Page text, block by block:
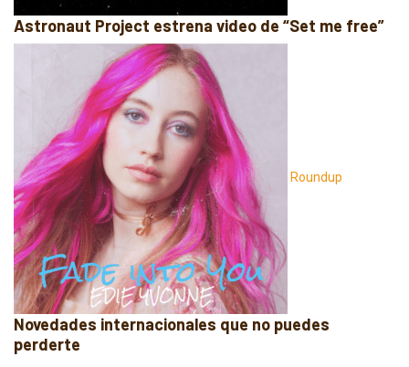
Astronaut Project estrena video de “Set me free”
Roundup
Novedades internacionales que no puedes
perderte